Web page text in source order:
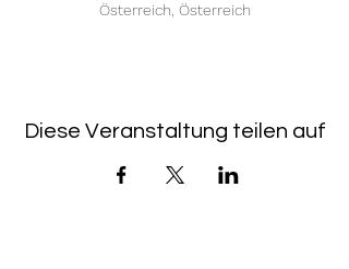
Österreich, Österreich
Diese Veranstaltung teilen auf